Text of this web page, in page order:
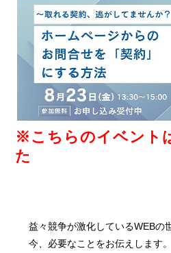
※こちらのイベント
た
益々競争が激化しているWEBの
今、必要なことをお伝えします。